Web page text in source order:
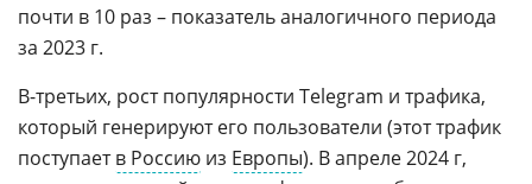
почти в 10 раз – показатель аналогичного периода
за 2023 г.
В-третьих, рост популярности Telegram и трафика,
который генерируют его пользователи (этот трафик
поступаетв Россию из Европы). В апреле 2024 г,